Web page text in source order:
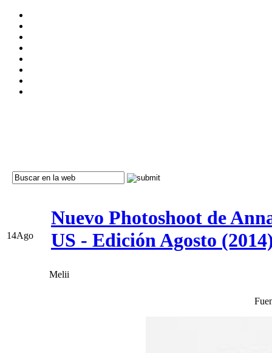
14Ago
Nuevo Photoshoot de
US - Edición Agosto
Melii